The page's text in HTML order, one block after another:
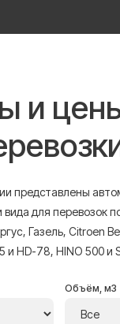
и
представлены
для перевозок
Газель, Citroen
и HD-78, HINO 500 и
Объём, м3